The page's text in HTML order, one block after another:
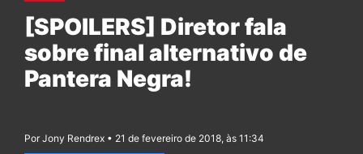
[SPOILERS] Diretor fala
sobre final alternativo de
Pantera Negra!
Por Jony Rendrex • 21 de fevereiro de 2018, às 11:34